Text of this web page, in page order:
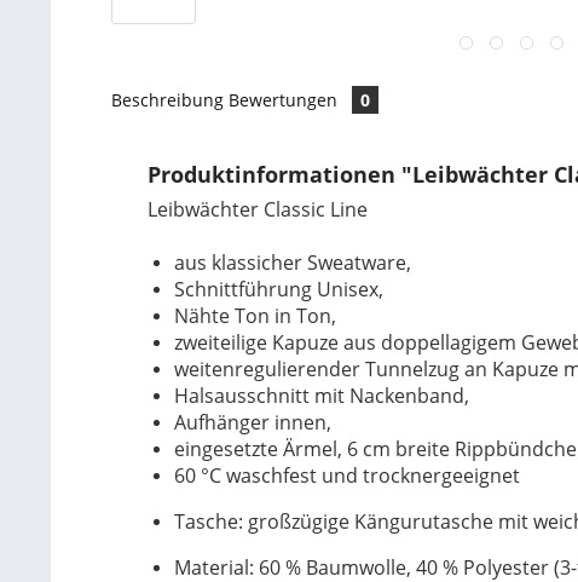
Beschreibung Bewertungen 0
Produktinformationen "Leibwächter
Leibwächter Classic Line
aus klassicher Sweatware,
Schnittführung Unisex,
Nähte Ton in Ton,
zweiteilige Kapuze aus doppellagigem
weitenregulierender Tunnelzug an Kapuze
Halsausschnitt mit Nackenband,
Aufhänger innen,
eingesetzte Ärmel, 6 cm breite
60 °C waschfest und trocknergeeignet
Tasche: großzügige Kängurutasche mit
Material: 60 % Baumwolle, 40 % Polyester